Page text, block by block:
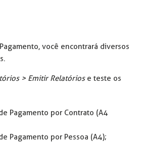
você encontrará diversos
> Emitir Relatórios e teste os
Pagamento por Contrato (A4
Pagamento por Pessoa (A4);